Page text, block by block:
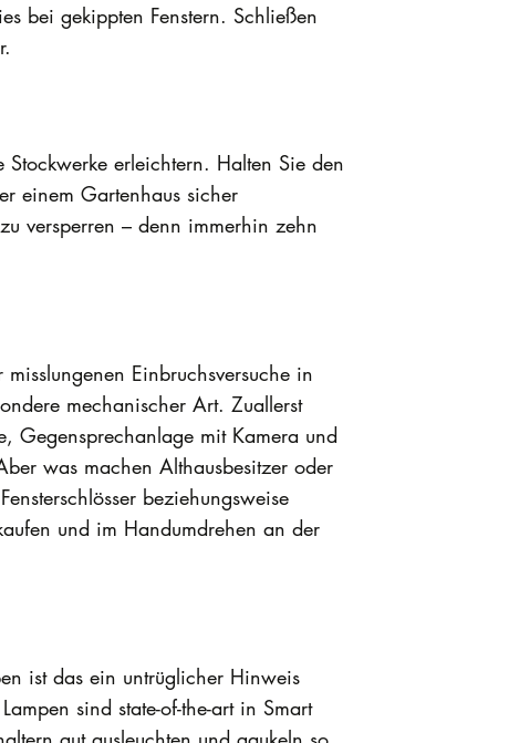
bei gekippten Fenstern. Schließen
erleichtern. Halten Sie den
einem Gartenhaus sicher
versperren – denn immerhin zehn
Einbruchsversuche in
mechanischer Art. Zuallerst
Gegensprechanlage mit Kamera und
was machen Althausbesitzer oder
beziehungsweise
und im Handumdrehen an der
ist das ein untrüglicher Hinweis
sind state-of-the-art in Smart